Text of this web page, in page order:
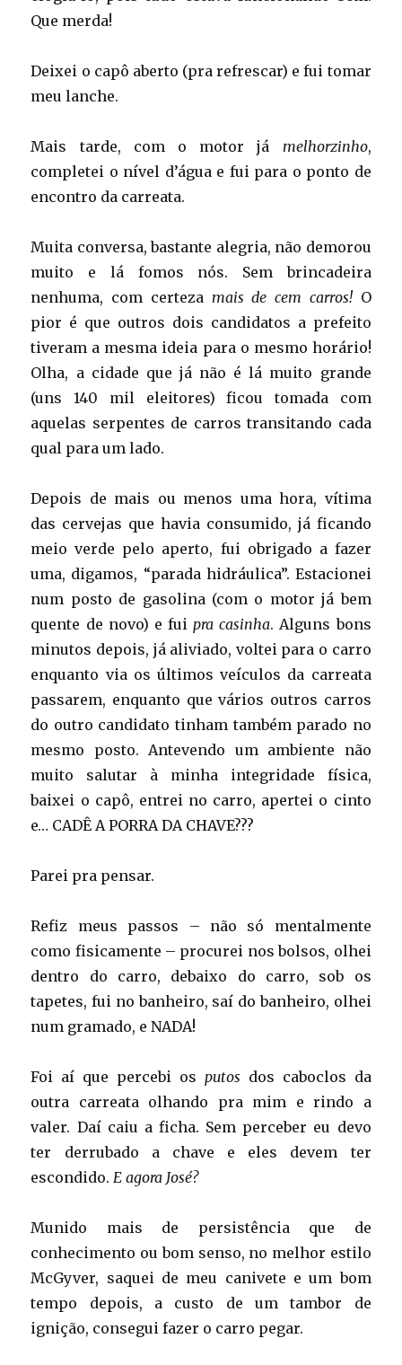
Que merda!
Deixei o capô aberto (pra refrescar) e fui tomar
meu lanche.
Mais tarde, com o motor já melhorzinho,
completei o nível d’água e fui para o ponto de
encontro da carreata.
Muita conversa, bastante alegria, não demorou
muito e lá fomos nós. Sem brincadeira
nenhuma, com certeza mais de cem carros!O
pior é que outros dois candidatos a prefeito
tiveram a mesma ideia para o mesmo horário!
Olha, a cidade que já não é lá muito grande
(uns 140 mil eleitores) ficou tomada com
aquelas serpentes de carros transitando cada
qual para um lado.
Depois de mais ou menos uma hora, vítima
das cervejas que havia consumido, já ficando
meio verde pelo aperto, fui obrigado a fazer
uma, digamos, “parada hidráulica”. Estacionei
num posto de gasolina (com o motor já bem
quente de novo) e fui pra casinha. Alguns bons
minutos depois, já aliviado, voltei para o carro
enquanto via os últimos veículos da carreata
passarem, enquanto que vários outros carros
do outro candidato tinham também parado no
mesmo posto. Antevendo um ambiente não
muito salutar à minha integridade física,
baixei o capô, entrei no carro, apertei o cinto
e… CADÊ A PORRA DA CHAVE???
Parei pra pensar.
Refiz meus passos – não só mentalmente
como fisicamente – procurei nos bolsos, olhei
dentro do carro, debaixo do carro, sob os
tapetes, fui no banheiro, saí do banheiro, olhei
num gramado, e NADA!
Foi aí que percebi os putos dos caboclos da
outra carreata olhando pra mim e rindo a
valer. Daí caiu a ficha. Sem perceber eu devo
ter derrubado a chave e eles devem ter
escondido. E agora José?
Munido mais de persistência que de
conhecimento ou bom senso, no melhor estilo
McGyver, saquei de meu canivete e um bom
tempo depois, a custo de um tambor de
ignição, consegui fazer o carro pegar.